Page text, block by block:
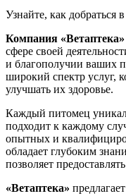
Узнайте, как добраться
Компания «Ветаптека»
сфере своей
и благополучии ваших
широкий спектр услуг,
улучшать их здоровье.
Каждый питомец
подходит к каждому
опытных и
обладает глубоким
позволяет
«Ветаптека»